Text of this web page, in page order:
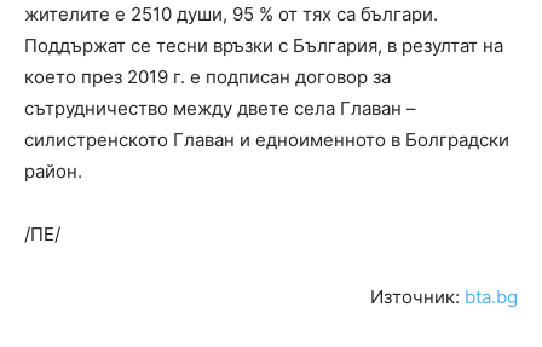
жителите е 2510 души, 95 % от тях са българи.
Поддържат се тесни връзки с България, в резултат на
което през 2019 г. е подписан договор за
сътрудничество между двете села Главан –
силистренското Главан и едноименното в Болградски
район.
/ПЕ/
Източник: bta.bg